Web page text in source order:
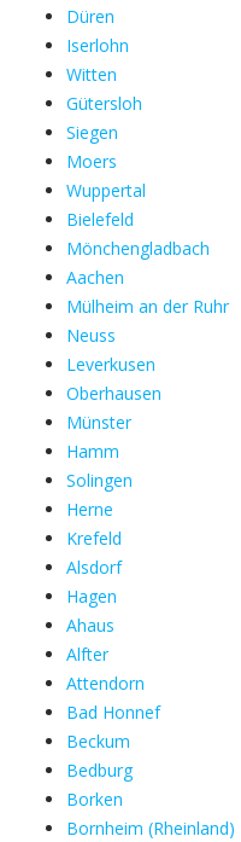
Düren
Iserlohn
Witten
Gütersloh
Siegen
Moers
Wuppertal
Bielefeld
Mönchengladbach
Aachen
Mülheim an der Ruhr
Neuss
Leverkusen
Oberhausen
Münster
Hamm
Solingen
Herne
Krefeld
Alsdorf
Hagen
Ahaus
Alfter
Attendorn
Bad Honnef
Beckum
Bedburg
Borken
Bornheim (Rheinland)